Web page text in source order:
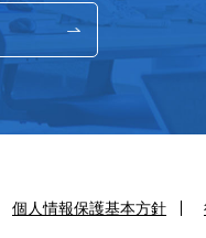
個人情報保護基本方針